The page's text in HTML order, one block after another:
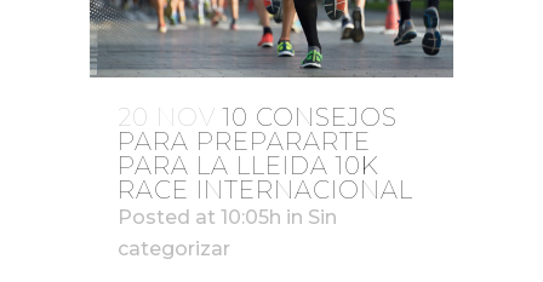
20 NOV 10 CONSEJOS
PARA PREPARARTE
PARA LA LLEIDA 10K
RACE INTERNACIONAL
Posted at 10:05h in Sin
categorizar